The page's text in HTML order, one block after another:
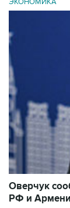
Оверчук
РФ и